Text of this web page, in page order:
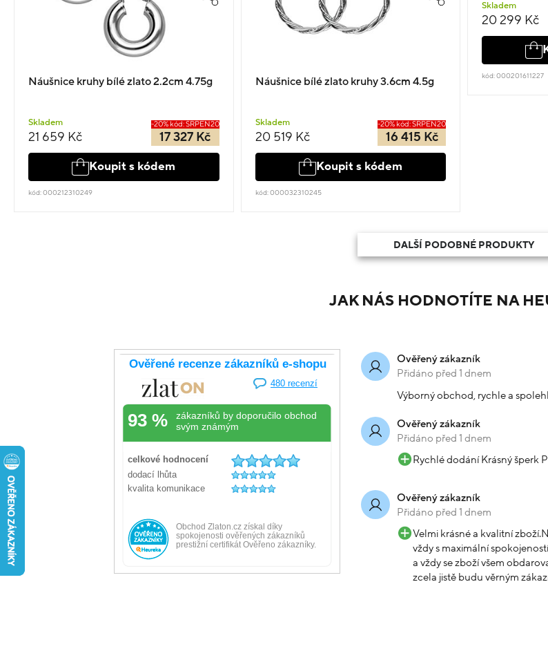
Náušnice kruhy bílé zlato 2.2cm 4.75g
Skladem
21 659 Kč
-20% kód: SRPEN20
17 327 Kč
Koupit s kódem
kód: 000212310249
Náušnice bílé zlato kruhy 3.6cm 4.5g
Skladem
20 519 Kč
-20% kód: SRPEN20
16 415 Kč
Koupit s kódem
kód: 000032310245
Skladem
20 299 Kč
kód: 000201611227
DALŠÍ PODOBNÉ PRODUKTY
JAK NÁS HODNOTÍTE NA
Ověřený zákazník
Přidáno před 1 dnem
Výborný obchod, rychle a
Ověřený zákazník
Přidáno před 1 dnem
Rychlé dodání Krásný šperk
Ověřený zákazník
Přidáno před 1 dnem
Velmi krásné a kvalitní
vždy s maximální
a vždy se zboží všem
zcela jistě budu věrným